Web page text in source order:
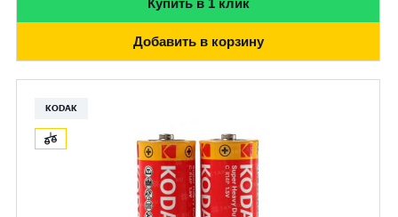
Купить в 1 клик
Добавить в корзину
KODAK